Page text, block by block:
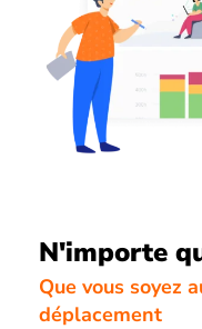
N'importe
Que vous soyez
déplacement